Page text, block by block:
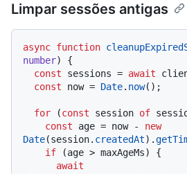
Limpar sessões antigas
async function
number) {
const sessions = await
const now = Date. now();
for (const session of
const age = now - new
Date(session. createdAt).
if (age > maxAgeMs) {
await